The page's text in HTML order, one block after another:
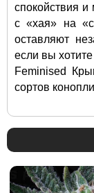
спокойствия
с «хая» на
оставляют
если вы
Feminised
сортов